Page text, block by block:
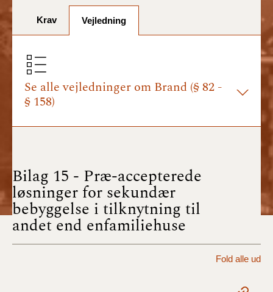
BR18 (1/1-30/6
BR18 (1/7- 31/12
2024)
2024)
BR18 (17/9 - 31/12
2022)
Krav Vejledning
Se alle vejledninger om Brand (§ 82 -
§ 158)
Bilag 15 - Præ-accepterede
løsninger for sekundær
bebyggelse i tilknytning til
andet end enfamiliehuse
Fold alle ud